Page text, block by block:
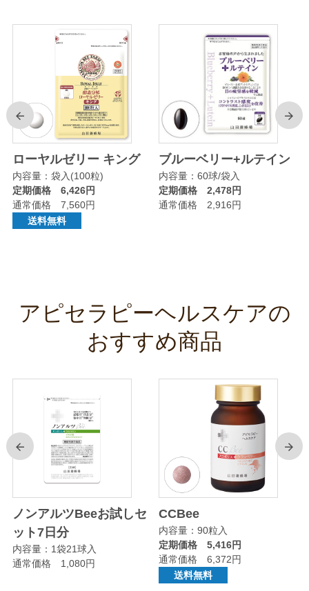
前
ローヤルゼリー キング
内容量：袋入(100粒)
定期価格 6,426円
通常価格 7,560円
送料無料
ブルーベリー+ルテイン
内容量：60球/袋入
定期価格 2,478円
通常価格 2,916円
次
アピセラピーヘルスケアの
おすすめ商品
前
ノンアルツBeeお試しセ
ット7日分
内容量：1袋21球入
通常価格 1,080円
CCBee
内容量：90粒入
定期価格 5,416円
通常価格 6,372円
送料無料
次